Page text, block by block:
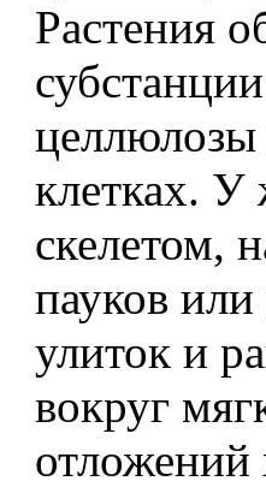
Растения
целлюлозы
клетках.
скелетом,
пауков
улиток и
вокруг
отложений